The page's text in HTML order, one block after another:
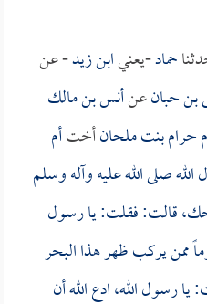
حماد-يعنيابن زيد- عن
بن حبانعنأنس بن مالك
حرام بنت ملحانأختأم
صلى الله عليه وآله وسلم
قالت: فقلت: يا رسول
ممن يركب ظهر هذا البحر
رسول الله، ادع الله أن